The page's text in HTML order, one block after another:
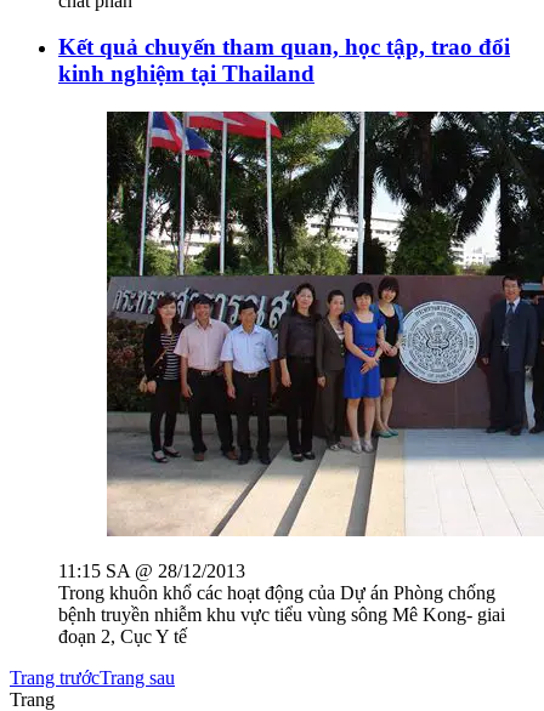
Kết quả chuyến tham quan, học tập, trao đổi
kinh nghiệm tại Thailand
11:15 SA @ 28/12/2013
Trong khuôn khổ các hoạt động của Dự án Phòng chống
bệnh truyền nhiễm khu vực tiểu vùng sông Mê Kong- giai
đoạn 2, Cục Y tế
Trang trướcTrang sau
Trang